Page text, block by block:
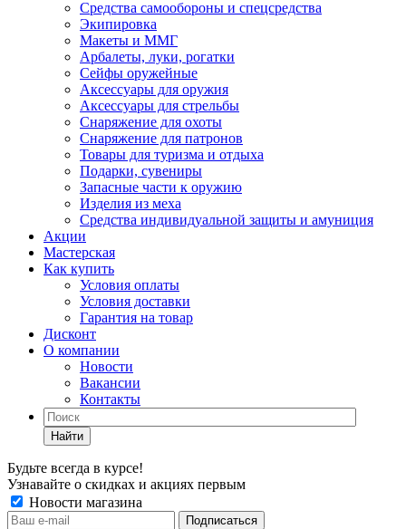
Средства самообороны и спецсредства
Экипировка
Макеты и ММГ
Арбалеты, луки, рогатки
Сейфы оружейные
Аксессуары для оружия
Аксессуары для стрельбы
Снаряжение для охоты
Снаряжение для патронов
Товары для туризма и отдыха
Подарки, сувениры
Запасные части к оружию
Изделия из меха
Средства индивидуальной защиты и амуниция
Акции
Мастерская
Как купить
Условия оплаты
Условия доставки
Гарантия на товар
Дисконт
О компании
Новости
Вакансии
Контакты
Найти
Будьте всегда в курсе!
Узнавайте о скидках и акциях первым
Новости магазина